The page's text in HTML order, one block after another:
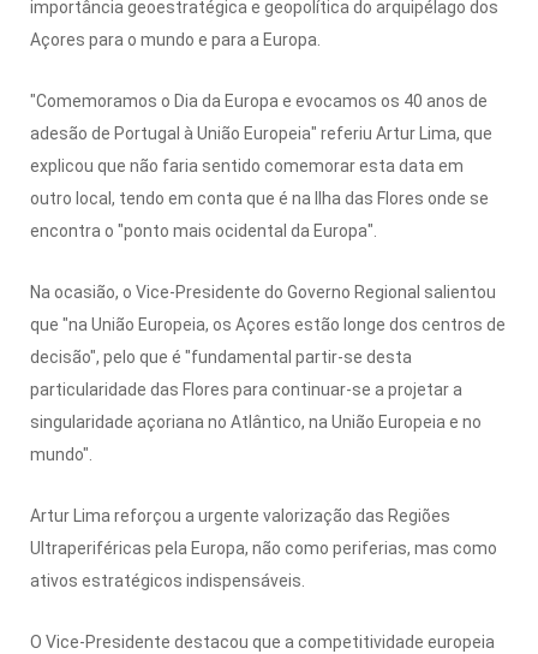
importância geoestratégica e geopolítica do arquipélago dos
Açores para o mundo e para a Europa.
"Comemoramos o Dia da Europa e evocamos os 40 anos de
adesão de Portugal à União Europeia" referiu Artur Lima, que
explicou que não faria sentido comemorar esta data em
outro local, tendo em conta que é na Ilha das Flores onde se
encontra o "ponto mais ocidental da Europa".
Na ocasião, o Vice-Presidente do Governo Regional salientou
que "na União Europeia, os Açores estão longe dos centros de
decisão", pelo que é "fundamental partir-se desta
particularidade das Flores para continuar-se a projetar a
singularidade açoriana no Atlântico, na União Europeia e no
mundo".
Artur Lima reforçou a urgente valorização das Regiões
Ultraperiféricas pela Europa, não como periferias, mas como
ativos estratégicos indispensáveis.
O Vice-Presidente destacou que a competitividade europeia